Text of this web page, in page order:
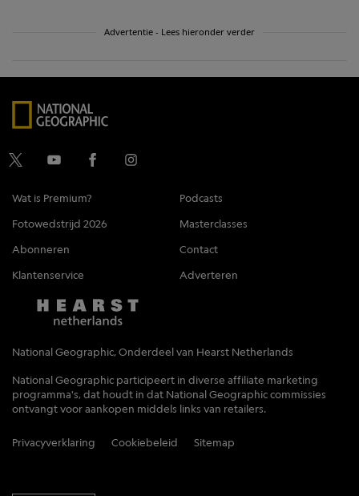
Advertentie - Lees hieronder verder
Wat is Premium?
Podcasts
Fotowedstrijd 2026
Masterclasses
Abonneren
Contact
Klantenservice
Adverteren
National Geographic, Onderdeel van Hearst Netherlands
National Geographic participeert in diverse affiliate marketing
programma's, dat houdt in dat National Geographic commissies
ontvangt voor aankopen middels links van retailers.
Privacyverklaring Cookiebeleid Sitemap